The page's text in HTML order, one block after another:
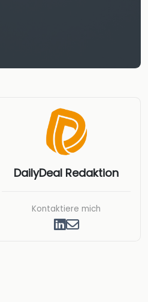
DailyDeal Redaktion
Kontaktiere mich